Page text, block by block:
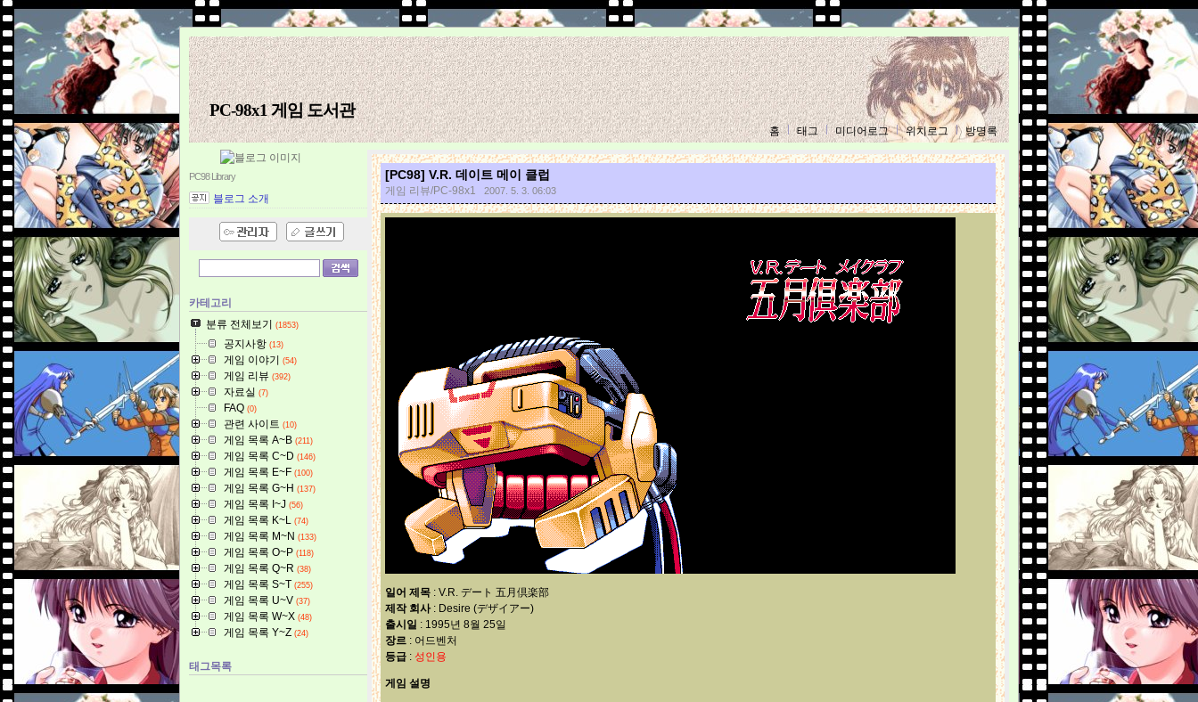
PC-98x1 게임 도서관
홈 태그 미디어로그 위치로그 방명록
PC98 Library
블로그 소개
카테고리
분류 전체보기
(1853)
공지사항 (13)
게임 이야기 (54)
게임 리뷰 (392)
자료실 (7)
FAQ (0)
관련 사이트 (10)
게임 목록 A~B (211)
게임 목록 C~D (146)
게임 목록 E~F (100)
게임 목록 G~H (137)
게임 목록 I~J (56)
게임 목록 K~L (74)
게임 목록 M~N (133)
게임 목록 O~P (118)
게임 목록 Q~R (38)
게임 목록 S~T (255)
게임 목록 U~V (37)
게임 목록 W~X (48)
게임 목록 Y~Z (24)
태그목록
[PC98] V.R. 데이트 메이 클럽
게임 리뷰/PC-98x1 2007. 5. 3. 06:03
일어 제목 : V.R. デート 五月倶楽部
제작 회사: Desire (デザイアー)
출시일 : 1995년 8월 25일
장르 : 어드벤처
등급 : 성인용
게임 설명